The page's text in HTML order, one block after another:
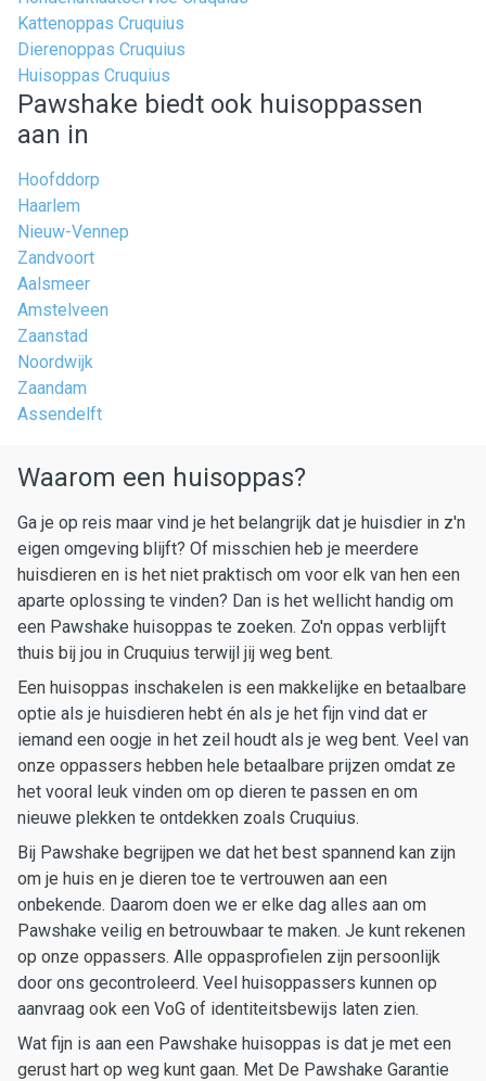
Kattenoppas Cruquius
Dierenoppas Cruquius
Huisoppas Cruquius
Pawshake biedt ook huisoppassen
aan in
Hoofddorp
Haarlem
Nieuw-Vennep
Zandvoort
Aalsmeer
Amstelveen
Zaanstad
Noordwijk
Zaandam
Assendelft
Waarom een huisoppas?
Ga je op reis maar vind je het belangrijk dat je huisdier in z'n
eigen omgeving blijft? Of misschien heb je meerdere
huisdieren en is het niet praktisch om voor elk van hen een
aparte oplossing te vinden? Dan is het wellicht handig om
een Pawshake huisoppas te zoeken. Zo'n oppas verblijft
thuis bij jou in Cruquius terwijl jij weg bent.
Een huisoppas inschakelen is een makkelijke en betaalbare
optie als je huisdieren hebt én als je het fijn vind dat er
iemand een oogje in het zeil houdt als je weg bent. Veel van
onze oppassers hebben hele betaalbare prijzen omdat ze
het vooral leuk vinden om op dieren te passen en om
nieuwe plekken te ontdekken zoals Cruquius.
Bij Pawshake begrijpen we dat het best spannend kan zijn
om je huis en je dieren toe te vertrouwen aan een
onbekende. Daarom doen we er elke dag alles aan om
Pawshake veilig en betrouwbaar te maken. Je kunt rekenen
op onze oppassers. Alle oppasprofielen zijn persoonlijk
door ons gecontroleerd. Veel huisoppassers kunnen op
aanvraag ook een VoG of identiteitsbewijs laten zien.
Wat fijn is aan een Pawshake huisoppas is dat je met een
gerust hart op weg kunt gaan. Met De Pawshake Garantie